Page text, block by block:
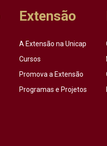
Extensão
A Extensão na Unicap
Cursos
Promova a Extensão
Programas e Projetos